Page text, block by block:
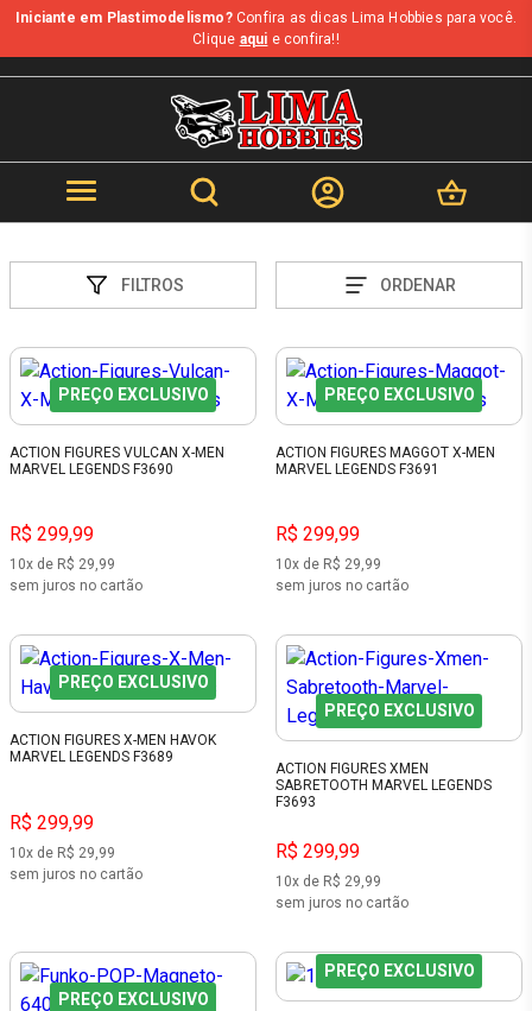
Iniciante em Plastimodelismo?Confira as dicas Lima Hobbies para você.
Clique aqui e confira!!
FILTROS ORDENAR
PREÇO EXCLUSIVO
ACTION FIGURES VULCAN X-MEN
MARVEL LEGENDS F3690
R$ 299,99
10x de R$ 29,99
sem juros no cartão
PREÇO EXCLUSIVO
ACTION FIGURES MAGGOT X-MEN
MARVEL LEGENDS F3691
R$ 299,99
10x de R$ 29,99
sem juros no cartão
PREÇO EXCLUSIVO
ACTION FIGURES X-MEN HAVOK
MARVEL LEGENDS F3689
R$ 299,99
10x de R$ 29,99
sem juros no cartão
PREÇO EXCLUSIVO
ACTION FIGURES XMEN
SABRETOOTH MARVEL LEGENDS
F3693
R$ 299,99
10x de R$ 29,99
sem juros no cartão
PREÇO EXCLUSIVO
PREÇO EXCLUSIVO